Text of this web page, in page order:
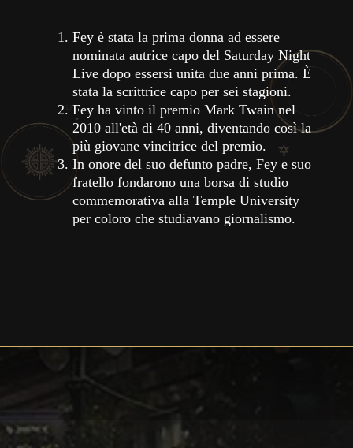
Fey è stata la prima donna ad essere
nominata autrice capo del Saturday Night
Live dopo essersi unita due anni prima. È
stata la scrittrice capo per sei stagioni.
Fey ha vinto il premio Mark Twain nel
2010 all'età di 40 anni, diventando così la
più giovane vincitrice del premio.
In onore del suo defunto padre, Fey e suo
fratello fondarono una borsa di studio
commemorativa alla Temple University
per coloro che studiavano giornalismo.